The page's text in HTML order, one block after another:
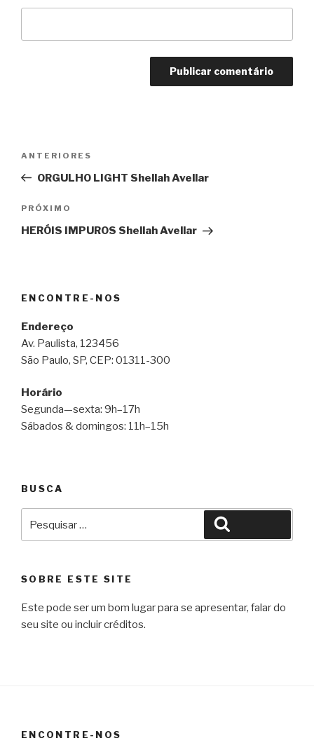
Post
Post
anterior
ANTERIORES
ORGULHO LIGHT Shellah Avellar
Próximo
post
PRÓXIMO
HERÓIS IMPUROS Shellah Avellar
ENCONTRE-NOS
Endereço
Av. Paulista, 123456
São Paulo, SP, CEP: 01311-300
Horário
Segunda—sexta: 9h–17h
Sábados & domingos: 11h–15h
BUSCA
SOBRE ESTE SITE
Este pode ser um bom lugar para se apresentar, falar do
seu site ou incluir créditos.
ENCONTRE-NOS